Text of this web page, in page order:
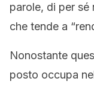
parole, di per sé
che tende a
Nonostante
posto occupa